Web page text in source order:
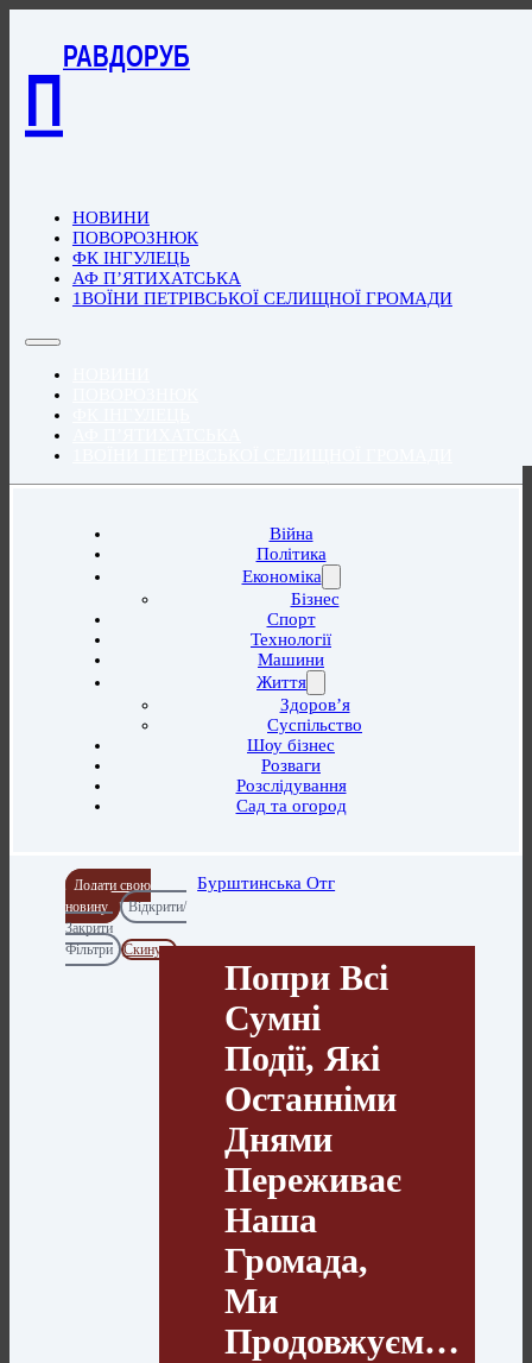
П
РАВДОРУБ
НОВИНИ
ПОВОРОЗНЮК
ФК ІНГУЛЕЦЬ
АФ П’ЯТИХАТСЬКА
1ВОЇНИ ПЕТРІВСЬКОЇ СЕЛИЩНОЇ ГРОМАДИ
Війна
Політика
Економіка
Бізнес
Спорт
Технології
Машини
Життя
Здоров’я
Суспільство
Шоу бізнес
Розваги
Розслідування
Сад та огород
Додати свою
новину
Відкрити/
Закрити
Фільтри
Скинути
Бурштинська Отг
Попри Всі
Сумні
Події, Які
Останніми
Днями
Переживає
Наша
Громада,
Ми
Продовжуєм…